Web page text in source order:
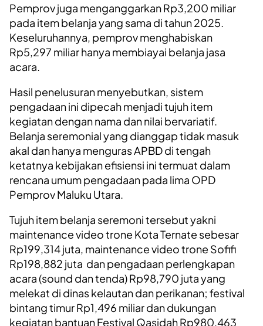
Pemprov juga menganggarkan Rp3,200 miliar
pada item belanja yang sama di tahun 2025.
Keseluruhannya, pemprov menghabiskan
Rp5,297 miliar hanya membiayai belanja jasa
acara.
Hasil penelusuran menyebutkan, sistem
pengadaan ini dipecah menjadi tujuh item
kegiatan dengan nama dan nilai bervariatif.
Belanja seremonial yang dianggap tidak masuk
akal dan hanya menguras APBD di tengah
ketatnya kebijakan efisiensi ini termuat dalam
rencana umum pengadaan pada lima OPD
Pemprov Maluku Utara.
Tujuh item belanja seremoni tersebut yakni
maintenance video trone Kota Ternate sebesar
Rp199,314 juta, maintenance video trone Sofifi
Rp198,882 juta dan pengadaan perlengkapan
acara (sound dan tenda) Rp98,790 juta yang
melekat di dinas kelautan dan perikanan; festival
bintang timur Rp1,496 miliar dan dukungan
kegiatan bantuan Festival Qasidah Rp980,463